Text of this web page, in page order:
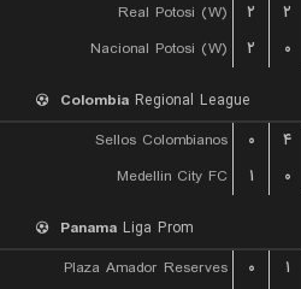
Real Potosi (W)
۲ ۲
Nacional Potosi (W)
۲ ۰
Colombia Regional League
Sellos Colombianos
۰ ۴
Medellin City FC
۱ ۰
Panama Liga Prom
Plaza Amador Reserves
۰ ۱